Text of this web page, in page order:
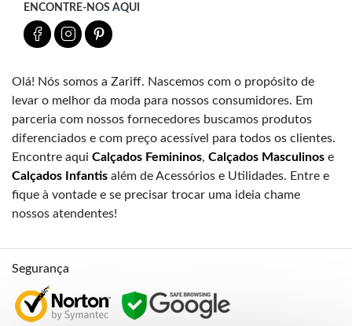
ENCONTRE-NOS AQUI
Olá! Nós somos a Zariff. Nascemos com o propósito de
levar o melhor da moda para nossos consumidores. Em
parceria com nossos fornecedores buscamos produtos
diferenciados e com preço acessível para todos os clientes.
Encontre aqui Calçados Femininos, Calçados Masculinos e
Calçados Infantis além de Acessórios e Utilidades. Entre e
fique à vontade e se precisar trocar uma ideia chame
nossos atendentes!
Segurança